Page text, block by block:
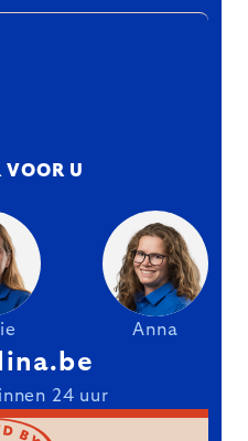
VOOR U
Anna
24 uur